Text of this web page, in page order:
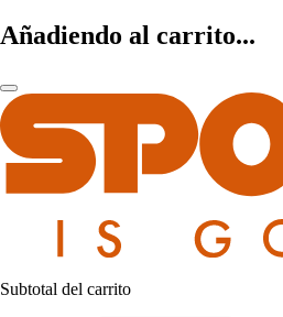
Añadiendo al carrito...
Subtotal del carrito